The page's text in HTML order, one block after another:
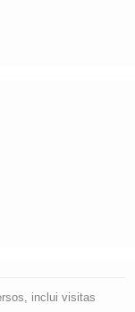
inclui visitas